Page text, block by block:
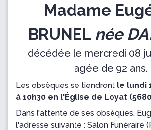
Madame
BRUNEL née
décédée le mercredi 08
agée de 92 ans.
Les obsèques se tiendront le lundi
à 10h30 en l'Église de Loyat
Dans l'attente de ses obsèques,
l'adresse suivante : Salon Funéraire